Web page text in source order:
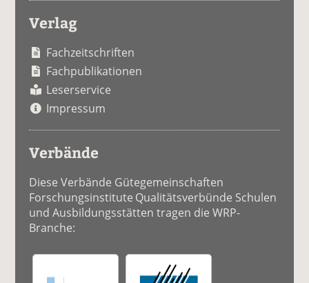
Verlag
Fachzeitschriften
Fachpublikationen
Leserservice
Impressum
Verbände
Diese Verbände Gütegemeinschaften
Forschungsinstitute Qualitätsverbünde Schulen
und Ausbildungsstätten tragen die WRP-
Branche: